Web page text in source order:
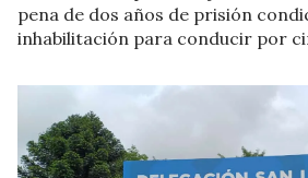
pena de dos años de prisión
inhabilitación para conducir por